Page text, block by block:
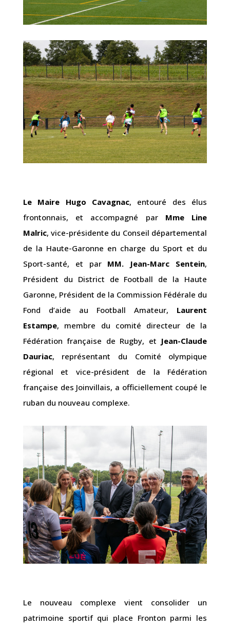
Le Maire Hugo Cavagnac, entouré des élus
frontonnais, et accompagné par Mme Line
Malric, vice-présidente du Conseil départemental
de la Haute-Garonne en charge du Sport et du
Sport-santé, et par MM. Jean-Marc Sentein,
Président du District de Football de la Haute
Garonne, Président de la Commission Fédérale du
Fond d’aide au Football Amateur, Laurent
Estampe, membre du comité directeur de la
Fédération française de Rugby, et Jean-Claude
Dauriac, représentant du Comité olympique
régional et vice-président de la Fédération
française des Joinvillais, a officiellement coupé le
ruban du nouveau complexe.
Le nouveau complexe vient consolider un
patrimoine sportif qui place Fronton parmi les